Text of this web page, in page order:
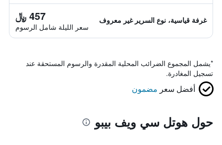
غرفة قياسية، نوع السرير غير معروف 457 ﷼
سعر الليلة شامل الرسوم
*يشمل المجموع الضرائب المحلية المقدرة والرسوم المستحقة عند
تسجيل المغادرة.
أفضل سعر مضمون
حول هوتل سي ويف بيبو